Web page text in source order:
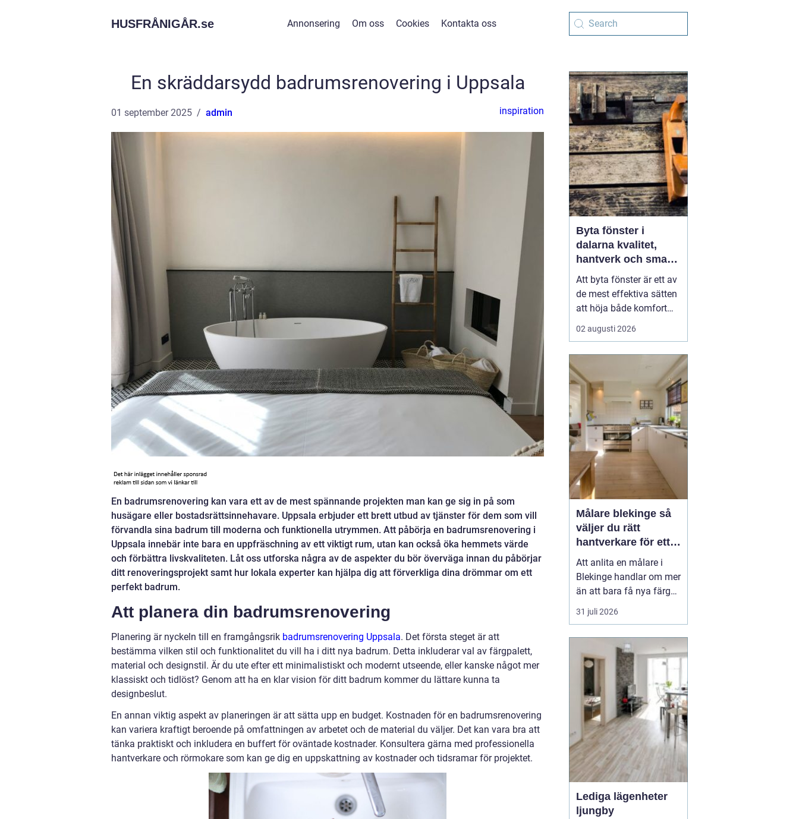
HUSFRÅNIGÅR.se Annonsering Om oss Cookies Kontakta oss
En skräddarsydd badrumsrenovering i Uppsala
01 september 2025 admin inspiration
En badrumsrenovering kan vara ett av de mest spännande projekten man kan ge sig in på som
husägare eller bostadsrättsinnehavare. Uppsala erbjuder ett brett utbud av tjänster för dem som vill
förvandla sina badrum till moderna och funktionella utrymmen. Att påbörja en badrumsrenovering i
Uppsala innebär inte bara en uppfräschning av ett viktigt rum, utan kan också öka hemmets värde
och förbättra livskvaliteten. Låt oss utforska några av de aspekter du bör överväga innan du påbörjar
ditt renoveringsprojekt samt hur lokala experter kan hjälpa dig att förverkliga dina drömmar om ett
perfekt badrum.
Att planera din badrumsrenovering
Planering är nyckeln till en framgångsrik badrumsrenovering Uppsala. Det första steget är att
bestämma vilken stil och funktionalitet du vill ha i ditt nya badrum. Detta inkluderar val av färgpalett,
material och designstil. Är du ute efter ett minimalistiskt och modernt utseende, eller kanske något mer
klassiskt och tidlöst? Genom att ha en klar vision för ditt badrum kommer du lättare kunna ta
designbeslut.
En annan viktig aspekt av planeringen är att sätta upp en budget. Kostnaden för en badrumsrenovering
kan variera kraftigt beroende på omfattningen av arbetet och de material du väljer. Det kan vara bra att
tänka praktiskt och inkludera en buffert för oväntade kostnader. Konsultera gärna med professionella
hantverkare och rörmokare som kan ge dig en uppskattning av kostnader och tidsramar för projektet.
Byta fönster i
dalarna kvalitet,
hantverk och smarta
val
Att byta fönster är ett av
de mest effektiva sätten
att höja både komfort
och värde på ett hus. I
Dalarna spelar
utseende och tradition
stor roll. Många vill
kombinera bättre
energiprestanda med
klassisk karaktär,
oavsett om huset lig...
02 augusti 2026
Målare blekinge så
väljer du rätt
hantverkare för ett
hållbart resultat
Att anlita en målare i
Blekinge handlar om mer
än att bara få nya färger
på väggarna. En skicklig
målare kan förvandla ett
hem, skydda fasaden
mot väder och vind och
höja värdet på hela
fastigheten. Samtidigt
innebär fel v...
31 juli 2026
Lediga lägenheter
ljungby